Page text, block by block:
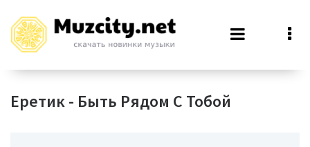
Еретик - Быть Рядом С Тобой